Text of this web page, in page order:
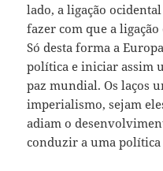
lado, a ligação
fazer com que a
Só desta forma a
política e iniciar assim
paz mundial. Os laços
imperialismo, sejam
adiam o
conduzir a uma política